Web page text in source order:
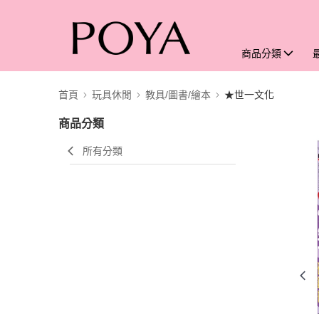
商品分類
首頁 玩具休閒 教具/圖書/繪本 ★世一文化
商品分類
所有分類